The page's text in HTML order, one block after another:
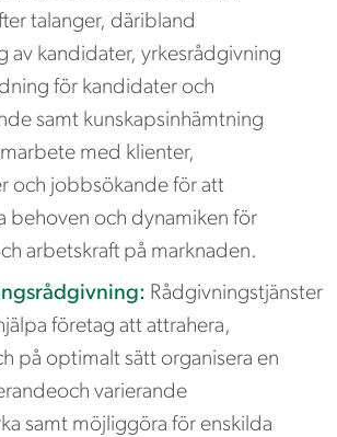
talanger, däribland
av kandidater, yrkesrådgivning
för kandidater och
samt kunskapsinhämtning
med klienter,
och jobbsökande för att
behoven och dynamiken för
arbetskraft på marknaden.
Rådgivningstjänster
företag att attrahera,
på optimalt sätt organisera en
varierande
samt möjliggöra för enskilda